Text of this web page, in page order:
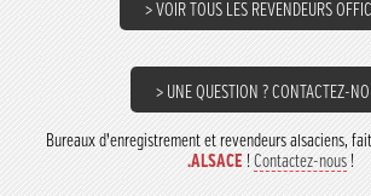
> VOIR TOUS LES REVENDEURS
> UNE QUESTION ? CONTACTEZ-
Bureaux d’enregistrement et revendeurs alsaciens,
.ALSACE ! Contactez-nous !